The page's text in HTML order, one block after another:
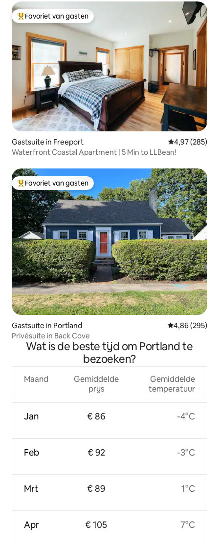
Topfavoriet van gasten
Favoriet van gasten
Gastsuite in Freeport Gemiddelde
4,97 (285)
Waterfront Coastal Apartment | 5 Min to LLBean!
Topfavoriet van gasten
Favoriet van gasten
Gastsuite in Portland Gemiddelde
4,86 (295)
Privésuite in Back Cove
Wat is de beste tijd om Portland te
bezoeken?
Maand
Jan
Feb
Mrt
Apr
Gemiddelde
prijs
€ 86
€ 92
€ 89
€ 105
Gemiddelde
temperatuur
-4°C
-3°C
1°C
7°C